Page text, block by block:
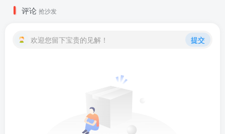
评论 抢沙发
欢迎您留下宝贵的见解！ 提交